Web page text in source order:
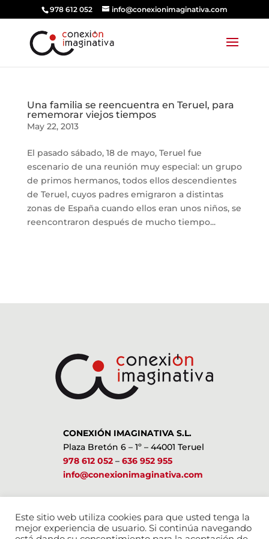
978 612 052 info@conexionimaginativa.com
Una familia se reencuentra en Teruel, para
rememorar viejos tiempos
May 22, 2013
El pasado sábado, 18 de mayo, Teruel fue
escenario de una reunión muy especial: un grupo
de primos hermanos, todos ellos descendientes
de Teruel, cuyos padres emigraron a distintas
zonas de España cuando ellos eran unos niños, se
reencontraron después de mucho tiempo...
CONEXIÓN IMAGINATIVA S.L.
Plaza Bretón 6 – 1º – 44001 Teruel
978 612 052– 636 952 955
info@conexionimaginativa.com
Este sitio web utiliza cookies para que usted tenga la
mejor experiencia de usuario. Si continúa navegando